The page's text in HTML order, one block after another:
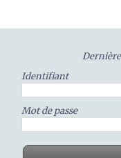
Identifiant
Mot de passe